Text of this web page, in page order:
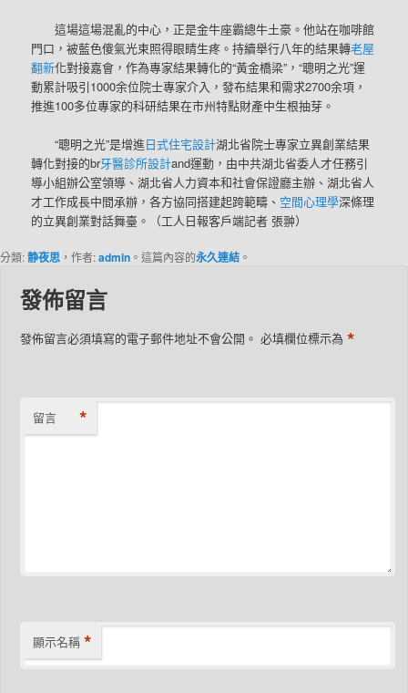
這場這場混亂的中心，正是金牛座霸總牛土豪。他站在咖啡館
門口，被藍色傻氣光束照得眼睛生疼。持續舉行八年的結果轉老屋
翻新化對接嘉會，作為專家結果轉化的“黃金橋梁”，“聰明之光”運
動累計吸引1000余位院士專家介入，發布結果和需求2700余項，
推進100多位專家的科研結果在市州特點財產中生根抽芽。
“聰明之光”是增進日式住宅設計湖北省院士專家立異創業結果
轉化對接的br牙醫診所設計and運動，由中共湖北省委人才任務引
導小組辦公室領導、湖北省人力資本和社會保證廳主辦、湖北省人
才工作成長中間承辦，各方協同搭建起跨範疇、 空間心理學深條理
的立異創業對話舞臺。（工人日報客戶端記者 張翀）
分類:静夜思 ，作者:admin 。這篇內容的永久連結 。
發佈留言
發佈留言必須填寫的電子郵件地址不會公開。 必填欄位標示為*
留言 *
顯示名稱 *